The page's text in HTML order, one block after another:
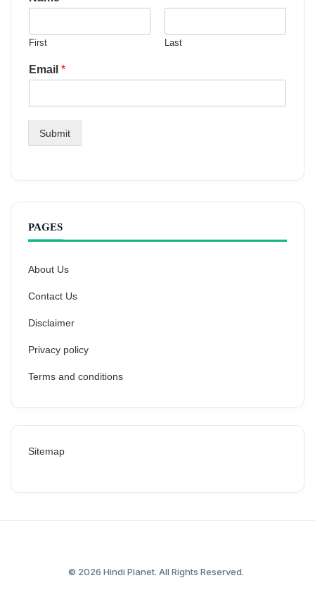
First Last
Email *
Submit
PAGES
About Us
Contact Us
Disclaimer
Privacy policy
Terms and conditions
Sitemap